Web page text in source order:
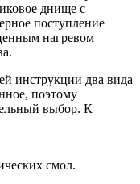
днище с
поступление
нагревом
инструкции два вида
поэтому
выбор. К
смол.